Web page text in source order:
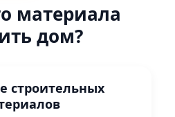
материала
дом?
строительных